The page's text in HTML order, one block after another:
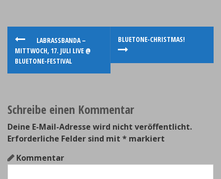
P
o
t
n
a
v
LABRASSBANDA –
MITTWOCH, 17. JULI LIVE @
BLUETONE-FESTIVAL
BLUETONE-CHRISTMAS!
Schreibe einen Kommentar
Deine E-Mail-Adresse wird nicht veröffentlicht.
Erforderliche Felder sind mit * markiert
Kommentar